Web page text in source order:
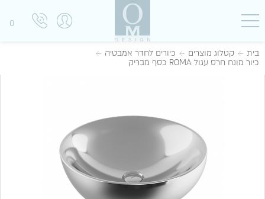
0
בית קטלוג מוצרים
כיורים לחדר אמבטיה
כיור מונח חרס עגול ROMA כסף מבריק